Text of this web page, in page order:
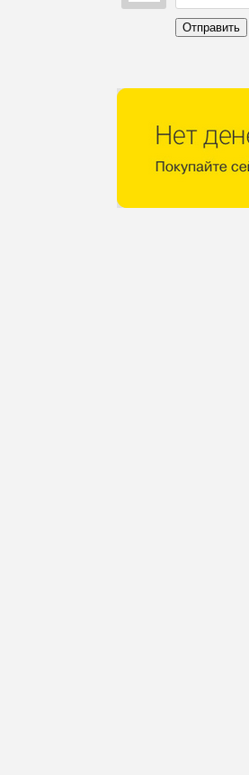
Отправить